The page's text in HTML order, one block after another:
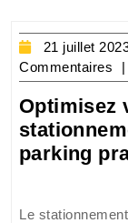
21 juillet
Commentaires
Optimisez
parking
Le